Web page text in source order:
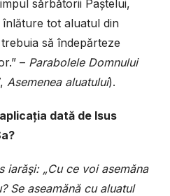
sărbătorii Paștelui,
tot aluatul din
să îndepărteze
– Parabolele Domnului
Asemenea aluatului).
dată de Isus
iarăşi: „Cu ce voi asemăna
Se aseamănă cu aluatul